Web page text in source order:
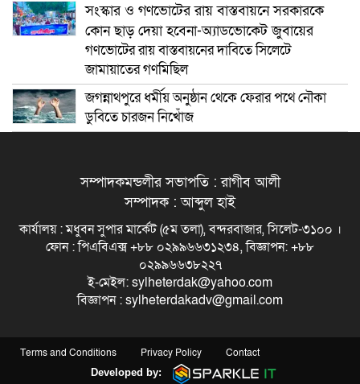
সংস্কার ও গণভোটের রায় বাস্তবায়নে সরকারকে
কোন ছাড় দেয়া হবেনা-অ্যাডভোকেট জুবায়ের
গণভোটের রায় বাস্তবায়নের দাবিতে সিলেটে
জামায়াতের গণমিছিল
জগন্নাথপুরে ধর্মীয় অনুষ্ঠান থেকে ফেরার পথে নৌকা
ডুবিতে চারজন নিখোঁজ
সম্পাদকমন্ডলীর সভাপতি : রাগীব আলী
সম্পাদক : আব্দুল হাই
কার্যালয় : মধুবন সুপার মার্কেট (৫ম তলা), বন্দরবাজার, সিলেট-৩১০০ ।
ফোন : পিএবিএক্স +৮৮ ০২৯৯৬৬৩১২৩৪, বিজ্ঞাপন: +৮৮
০২৯৯৬৬৩৮২২৭
ই-মেইল: sylheterdak@yahoo.com
বিজ্ঞাপন : sylheterdakadv@gmail.com
Terms and Conditions Privacy Policy Contact
Developed by: